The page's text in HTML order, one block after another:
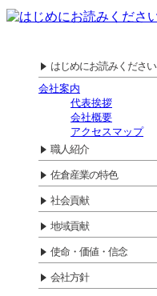
はじめにお読みください
会社案内
代表挨拶
会社概要
アクセスマップ
職人紹介
佐倉産業の特色
社会貢献
地域貢献
使命・価値・信念
会社方針